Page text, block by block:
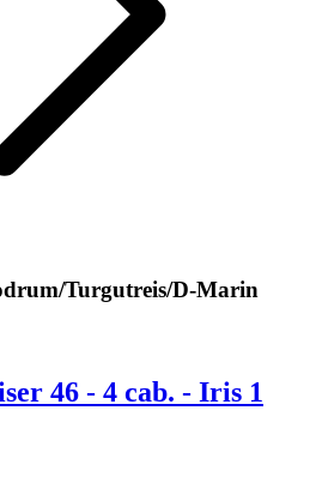
Turgutreis/D-Marin
46 - 4 cab. - Iris 1